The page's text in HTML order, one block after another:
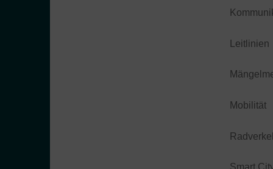
Leitlinien
Mobilität